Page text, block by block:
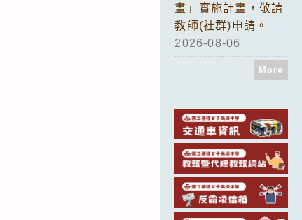
畫」實施計畫，敬請
教師(社群)申請。
2026-08-06
More